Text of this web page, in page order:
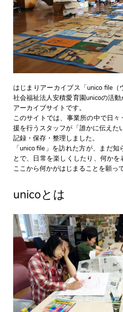
はじまりアーカイブス「unico file
社会福祉法人安積愛育園unicoの活
アーカイブサイトです。
このサイトでは、事業所の中で日
援を行うスタッフが「誰かに伝えた
記録・保存・整理しました。
「unico file」を訪れた方が、まだ
とで、日常を楽しくしたり、何かを
ここから何かがはじまることを願っ
unicoとは